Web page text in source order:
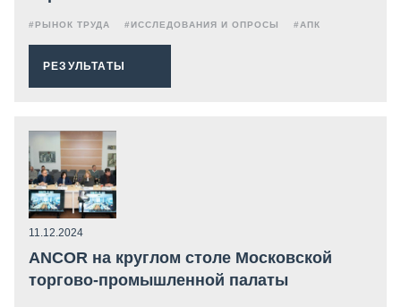
#РЫНОК ТРУДА #ИССЛЕДОВАНИЯ И ОПРОСЫ #АПК
РЕЗУЛЬТАТЫ
11.12.2024
ANCOR на круглом столе Московской
торгово-промышленной палаты